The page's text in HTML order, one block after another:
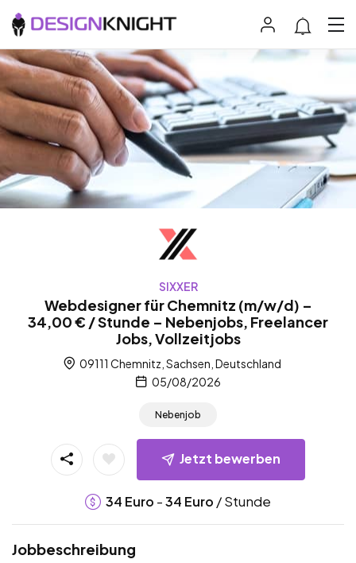
SIXXER
Webdesigner für Chemnitz (m/w/d) –
34,00 € / Stunde – Nebenjobs, Freelancer
Jobs, Vollzeitjobs
09111 Chemnitz, Sachsen, Deutschland
05/08/2026
Nebenjob
Jetzt bewerben
34 Euro -34 Euro / Stunde
Jobbeschreibung